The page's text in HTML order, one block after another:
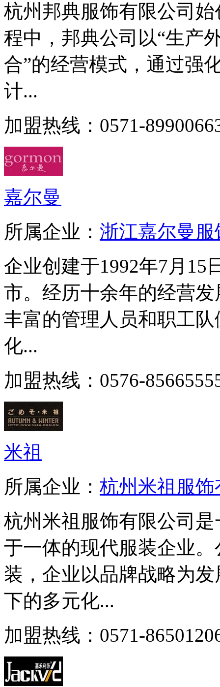
杭州邦典服饰有限公司
程中，邦典公司以“生产
合”的经营模式，通过强
计...
加盟热线：0571-
嘉尔曼
所属企业： 浙江嘉尔曼
企业创建于1992年7月15
市。经历十余年的经营
丰富的管理人员和职工
化...
加盟热线：0576-
米祖
所属企业： 杭州米祖服
杭州米祖服饰有限公司
于一体的现代服装企业
装，企业以品牌战略为
下的多元化...
加盟热线：0571-